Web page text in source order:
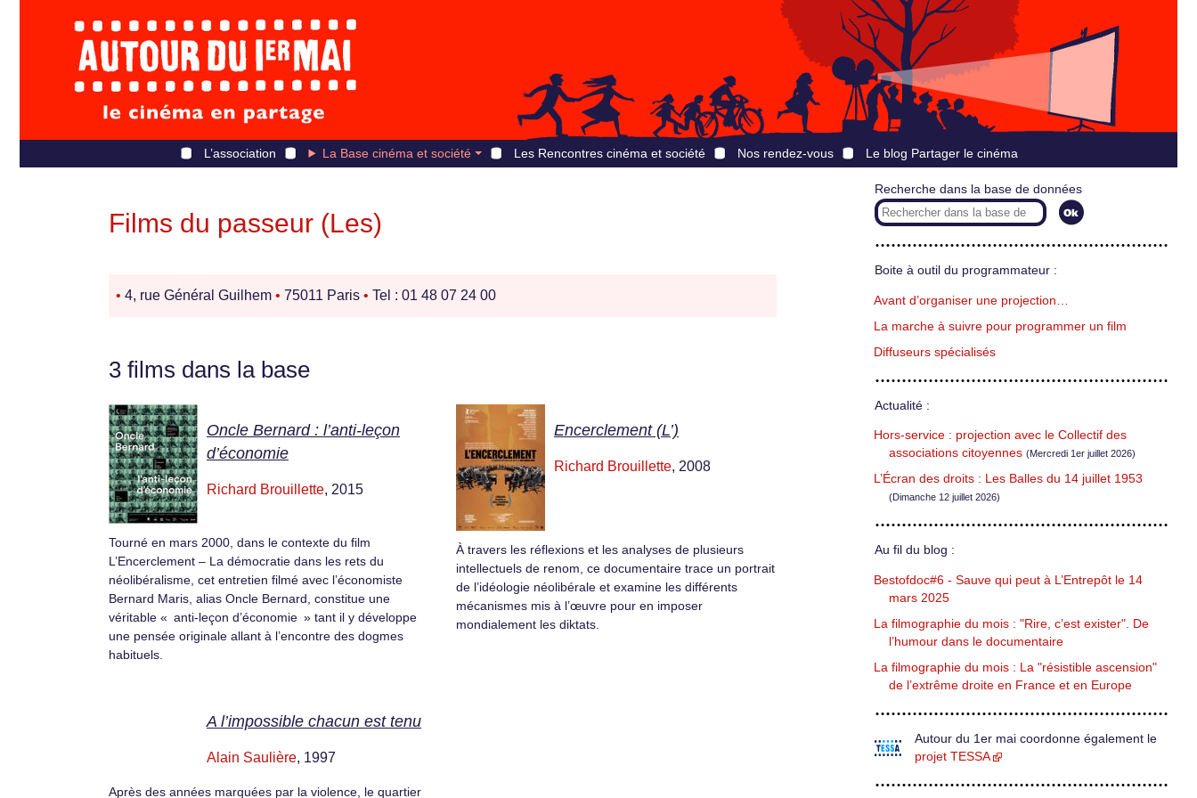
L’association La Base cinéma et société Les Rencontres cinéma et société Nos rendez-vous Le blog Partager le cinéma
Films du passeur (Les)
• 4, rue Général Guilhem • 75011 Paris • Tel : 01 48 07 24 00
3 films dans la base
Oncle Bernard : l’anti-leçon
d’économie
Richard Brouillette, 2015
Tourné en mars 2000, dans le contexte du film
L’Encerclement – La démocratie dans les rets du
néolibéralisme, cet entretien filmé avec l’économiste
Bernard Maris, alias Oncle Bernard, constitue une
véritable « anti-leçon d’économie » tant il y développe
une pensée originale allant à l’encontre des dogmes
habituels.
Encerclement (L’)
Richard Brouillette, 2008
À travers les réflexions et les analyses de plusieurs
intellectuels de renom, ce documentaire trace un portrait
de l’idéologie néolibérale et examine les différents
mécanismes mis à l’œuvre pour en imposer
mondialement les diktats.
A l’impossible chacun est tenu
Alain Saulière, 1997
Après des années marquées par la violence, le quartier
Recherche dans la base de données
Boite à outil du programmateur :
Avant d’organiser une projection…
La marche à suivre pour programmer un film
Diffuseurs spécialisés
Actualité :
Hors-service : projection avec le Collectif des
associations citoyennes (Mercredi 1er juillet 2026)
L’Écran des droits : Les Balles du 14 juillet 1953
(Dimanche 12 juillet 2026)
Au fil du blog :
Bestofdoc#6 - Sauve qui peut à L’Entrepôt le 14
mars 2025
La filmographie du mois : "Rire, c’est exister". De
l’humour dans le documentaire
La filmographie du mois : La "résistible ascension"
de l’extrême droite en France et en Europe
Autour du 1er mai coordonne également le
projet TESSA